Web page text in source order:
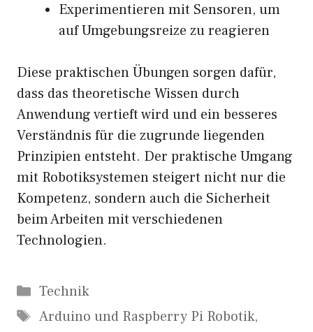
Experimentieren mit Sensoren, um
auf Umgebungsreize zu reagieren
Diese praktischen Übungen sorgen dafür,
dass das theoretische Wissen durch
Anwendung vertieft wird und ein besseres
Verständnis für die zugrunde liegenden
Prinzipien entsteht. Der praktische Umgang
mit Robotiksystemen steigert nicht nur die
Kompetenz, sondern auch die Sicherheit
beim Arbeiten mit verschiedenen
Technologien.
Kategorien
Technik
Schlagwörter
Arduino und Raspberry Pi Robotik,